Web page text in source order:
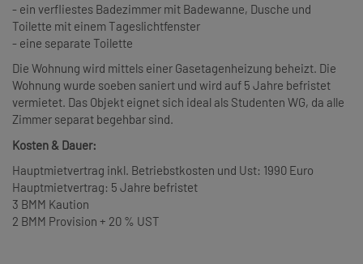
- ein verfliestes Badezimmer mit Badewanne, Dusche und
Toilette mit einem Tageslichtfenster
- eine separate Toilette
Die Wohnung wird mittels einer Gasetagenheizung beheizt. Die
Wohnung wurde soeben saniert und wird auf 5 Jahre befristet
vermietet. Das Objekt eignet sich ideal als Studenten WG, da alle
Zimmer separat begehbar sind.
Kosten & Dauer:
Hauptmietvertrag inkl. Betriebstkosten und Ust: 1990 Euro
Hauptmietvertrag: 5 Jahre befristet
3 BMM Kaution
2 BMM Provision + 20 % UST